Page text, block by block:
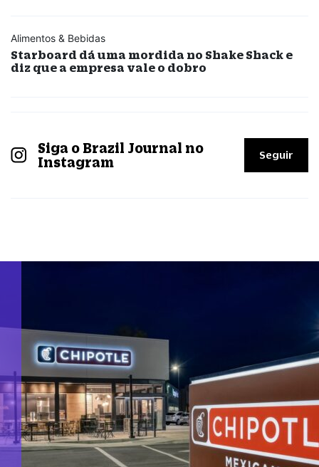
Alimentos & Bebidas
Starboard dá uma mordida no Shake Shack e
diz que a empresa vale o dobro
Siga o Brazil Journal no
Instagram
Seguir